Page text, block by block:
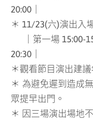
20:00｜
＊ 11/23(六)演出入
｜第一場 15:00-
20:30｜
＊觀看節目演出建議
＊ 為避免遲到造成
眾提早出門。
＊ 因三場演出場地